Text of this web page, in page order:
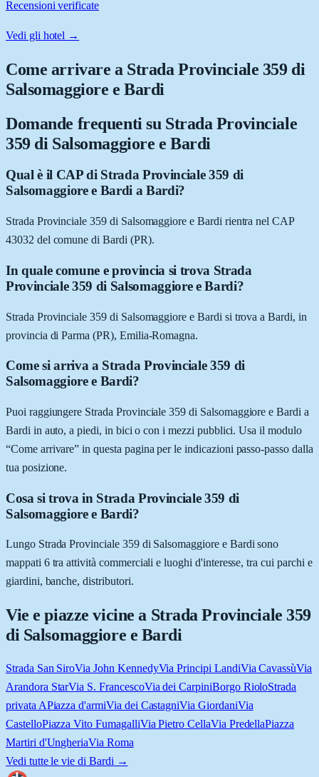
Recensioni verificate
Vedi gli hotel →
Come arrivare a Strada Provinciale 359 di
Salsomaggiore e Bardi
Domande frequenti su Strada Provinciale
359 di Salsomaggiore e Bardi
Qual è il CAP di Strada Provinciale 359 di
Salsomaggiore e Bardi a Bardi?
Strada Provinciale 359 di Salsomaggiore e Bardi rientra nel CAP
43032 del comune di Bardi (PR).
In quale comune e provincia si trova Strada
Provinciale 359 di Salsomaggiore e Bardi?
Strada Provinciale 359 di Salsomaggiore e Bardi si trova a Bardi, in
provincia di Parma (PR), Emilia-Romagna.
Come si arriva a Strada Provinciale 359 di
Salsomaggiore e Bardi?
Puoi raggiungere Strada Provinciale 359 di Salsomaggiore e Bardi a
Bardi in auto, a piedi, in bici o con i mezzi pubblici. Usa il modulo
“Come arrivare” in questa pagina per le indicazioni passo-passo dalla
tua posizione.
Cosa si trova in Strada Provinciale 359 di
Salsomaggiore e Bardi?
Lungo Strada Provinciale 359 di Salsomaggiore e Bardi sono
mappati 6 tra attività commerciali e luoghi d'interesse, tra cui parchi e
giardini, banche, distributori.
Vie e piazze vicine a Strada Provinciale 359
di Salsomaggiore e Bardi
Strada San SiroVia John KennedyVia Principi LandiVia CavassùVia
Arandora StarVia S. FrancescoVia dei CarpiniBorgo RioloStrada
privata APiazza d'armiVia dei CastagniVia GiordaniVia
CastelloPiazza Vito FumagalliVia Pietro CellaVia PredellaPiazza
Martiri d'UngheriaVia Roma
Vedi tutte le vie di Bardi →